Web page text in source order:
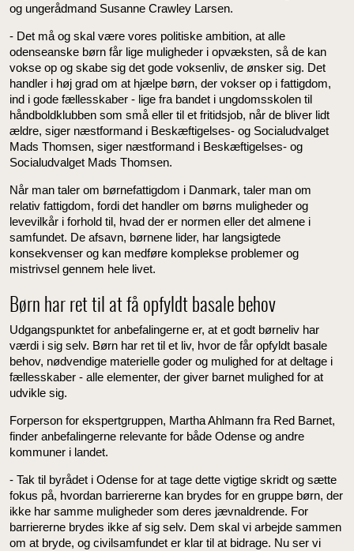
og ungerådmand Susanne Crawley Larsen.
- Det må og skal være vores politiske ambition, at alle
odenseanske børn får lige muligheder i opvæksten, så de kan
vokse op og skabe sig det gode voksenliv, de ønsker sig. Det
handler i høj grad om at hjælpe børn, der vokser op i fattigdom,
ind i gode fællesskaber - lige fra bandet i ungdomsskolen til
håndboldklubben som små eller til et fritidsjob, når de bliver lidt
ældre, siger næstformand i Beskæftigelses- og Socialudvalget
Mads Thomsen, siger næstformand i Beskæftigelses- og
Socialudvalget Mads Thomsen.
Når man taler om børnefattigdom i Danmark, taler man om
relativ fattigdom, fordi det handler om børns muligheder og
levevilkår i forhold til, hvad der er normen eller det almene i
samfundet. De afsavn, børnene lider, har langsigtede
konsekvenser og kan medføre komplekse problemer og
mistrivsel gennem hele livet.
Børn har ret til at få opfyldt basale behov
Udgangspunktet for anbefalingerne er, at et godt børneliv har
værdi i sig selv. Børn har ret til et liv, hvor de får opfyldt basale
behov, nødvendige materielle goder og mulighed for at deltage i
fællesskaber - alle elementer, der giver barnet mulighed for at
udvikle sig.
Forperson for ekspertgruppen, Martha Ahlmann fra Red Barnet,
finder anbefalingerne relevante for både Odense og andre
kommuner i landet.
- Tak til byrådet i Odense for at tage dette vigtige skridt og sætte
fokus på, hvordan barriererne kan brydes for en gruppe børn, der
ikke har samme muligheder som deres jævnaldrende. For
barriererne brydes ikke af sig selv. Dem skal vi arbejde sammen
om at bryde, og civilsamfundet er klar til at bidrage. Nu ser vi